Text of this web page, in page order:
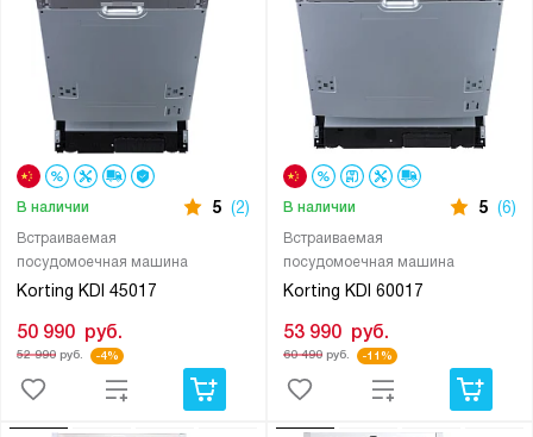
Встраиваемая
посудомоечная машина
Korting KDI 45017
В наличии 5 (2)
50 990 руб.
52 990руб. -4%
Встраиваемая
посудомоечная машина
Korting KDI 60017
В наличии 5 (6)
53 990 руб.
60 490руб. -11%